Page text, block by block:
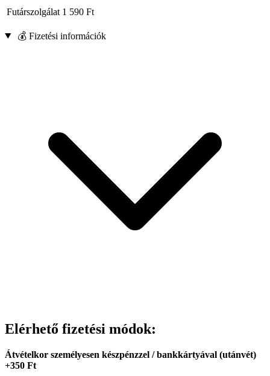
Futárszolgálat 1 590 Ft
💰 Fizetési információk
Elérhető fizetési módok:
Átvételkor személyesen készpénzzel / bankkártyával (utánvét)
+350 Ft